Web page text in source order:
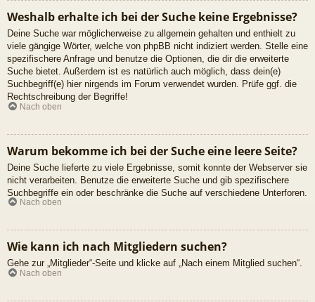
Weshalb erhalte ich bei der Suche keine Ergebnisse?
Deine Suche war möglicherweise zu allgemein gehalten und enthielt zu
viele gängige Wörter, welche von phpBB nicht indiziert werden. Stelle eine
spezifischere Anfrage und benutze die Optionen, die dir die erweiterte
Suche bietet. Außerdem ist es natürlich auch möglich, dass dein(e)
Suchbegriff(e) hier nirgends im Forum verwendet wurden. Prüfe ggf. die
Rechtschreibung der Begriffe!
Nach oben
Warum bekomme ich bei der Suche eine leere Seite?
Deine Suche lieferte zu viele Ergebnisse, somit konnte der Webserver sie
nicht verarbeiten. Benutze die erweiterte Suche und gib spezifischere
Suchbegriffe ein oder beschränke die Suche auf verschiedene Unterforen.
Nach oben
Wie kann ich nach Mitgliedern suchen?
Gehe zur „Mitglieder“-Seite und klicke auf „Nach einem Mitglied suchen“.
Nach oben